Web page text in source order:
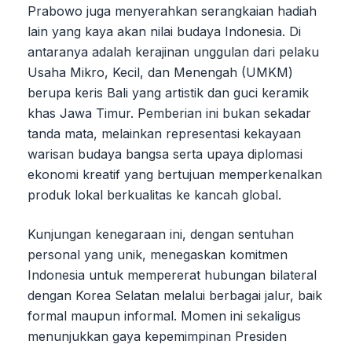
Prabowo juga menyerahkan serangkaian hadiah
lain yang kaya akan nilai budaya Indonesia. Di
antaranya adalah kerajinan unggulan dari pelaku
Usaha Mikro, Kecil, dan Menengah (UMKM)
berupa keris Bali yang artistik dan guci keramik
khas Jawa Timur. Pemberian ini bukan sekadar
tanda mata, melainkan representasi kekayaan
warisan budaya bangsa serta upaya diplomasi
ekonomi kreatif yang bertujuan memperkenalkan
produk lokal berkualitas ke kancah global.
Kunjungan kenegaraan ini, dengan sentuhan
personal yang unik, menegaskan komitmen
Indonesia untuk mempererat hubungan bilateral
dengan Korea Selatan melalui berbagai jalur, baik
formal maupun informal. Momen ini sekaligus
menunjukkan gaya kepemimpinan Presiden